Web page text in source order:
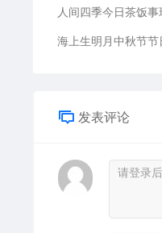
发表评论